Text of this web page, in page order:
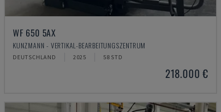
WF 650 5AX
KUNZMANN - VERTIKAL-BEARBEITUNGSZENTRUM
DEUTSCHLAND 2025 58 STD
218.000 €